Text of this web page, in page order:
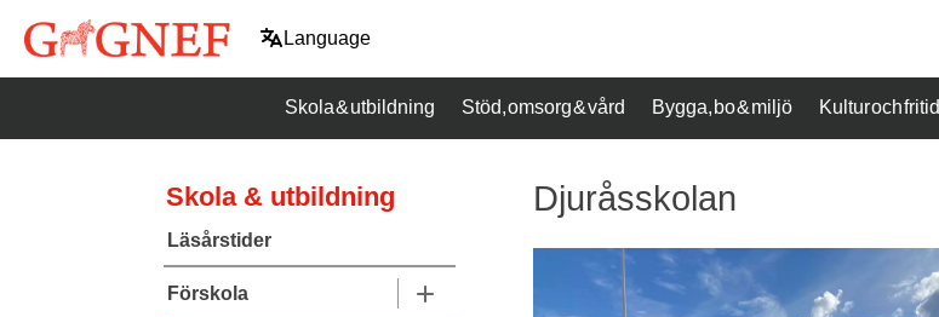
Language
Skola & utbildning Stöd, omsorg & vård Bygga, bo & miljö Kultur och fritid
Skola & utbildning
Läsårstider
Förskola
Djuråsskolan